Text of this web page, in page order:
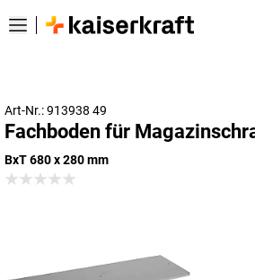
Art-Nr.: 913938 49
Fachboden für
BxT 680 x 280 mm